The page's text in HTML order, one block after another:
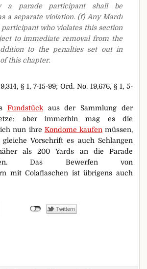
a parade participant shall be
a separate violation. (f) Any Mardi
participant who violates this section
to immediate removal from the
to the penalties set out in
this chapter.
§ 1, 7-15-99; Ord. No. 19,676, § 1, 5-
Fundstückaus der Sammlung der
aber immerhin mag es die
nun ihre Kondome kaufen müssen,
Vorschrift es auch Schlangen
als 200 Yards an die Parade
Das Bewerfen von
mit Colaflaschen ist übrigens auch